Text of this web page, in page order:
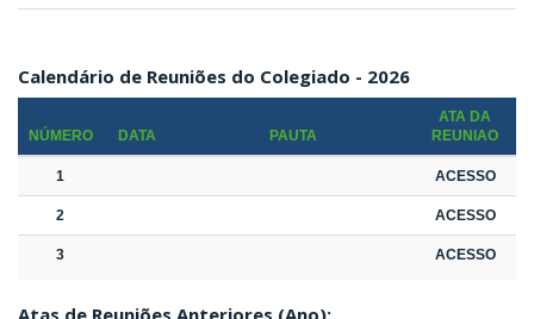
Calendário de Reuniões do Colegiado - 2026
NÚMERO DATA PAUTA
ATA DA
REUNIAO
1 ACESSO
2 ACESSO
3 ACESSO